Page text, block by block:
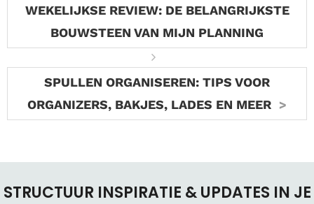
WEKELIJKSE REVIEW: DE BELANGRIJKSTE
BOUWSTEEN VAN MIJN PLANNING
SPULLEN ORGANISEREN: TIPS VOOR
ORGANIZERS, BAKJES, LADES EN MEER
STRUCTUUR INSPIRATIE & UPDATES IN JE